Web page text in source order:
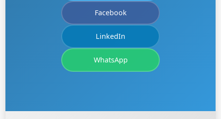
Facebook
LinkedIn
WhatsApp